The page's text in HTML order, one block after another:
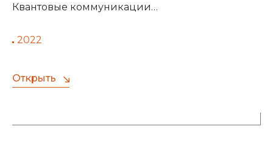
Квантовые коммуникации…
2022
Открыть